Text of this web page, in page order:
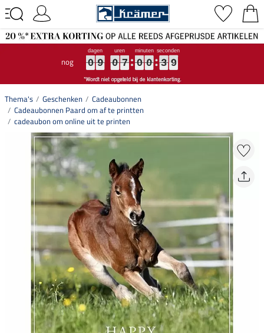
nog 0
0
0
0 9
9
9
9 0
0
0
0 7
7
7
7 0
0
0
0 0
0
0
0 3
3
3
3 8
9
8
9
Thema's Geschenken
Cadeaubonnen
Cadeaubonnen Paard om af te printten
cadeaubon om online uit te printen